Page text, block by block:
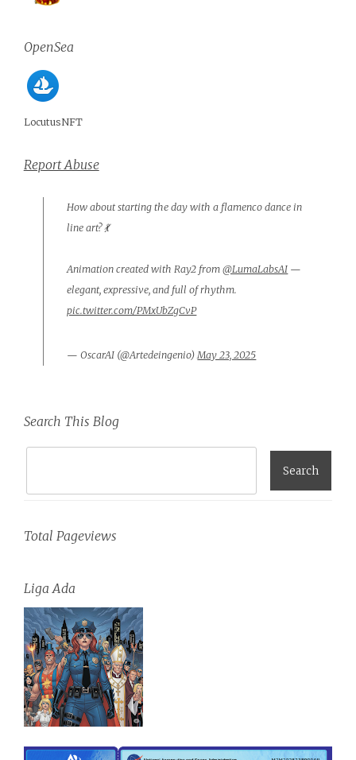
OpenSea
LocutusNFT
Report Abuse
How about starting the day with a flamenco dance in
line art? 💃
Animation created with Ray2 from@LumaLabsAI —
elegant, expressive, and full of rhythm.
pic.twitter.com/PMxUbZgCvP
— OscarAI (@Artedeingenio) May 23, 2025
Search This Blog
Total Pageviews
Liga Ada